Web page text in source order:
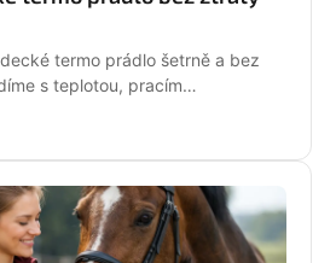
termo prádlo šetrně a bez
s teplotou, pracím